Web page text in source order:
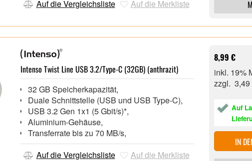
USB Type-C Kabel + USB Type-C auf USB
Auf die Vergleichsliste Auf die Merkliste
Intenso Twist Line USB 3.2/Type-C (32GB) (anthrazit)
32 GB Speicherkapazität,
Duale Schnittstelle (USB und USB Type-C),
USB 3.2 Gen 1x1 (5 Gbit/s)*,
Aluminium-Gehäuse,
Transferrate bis zu 70 MB/s,
Auf die Vergleichsliste
Auf die Merkliste
8,99 €
inkl. 19%
zzgl.
Auf
IN